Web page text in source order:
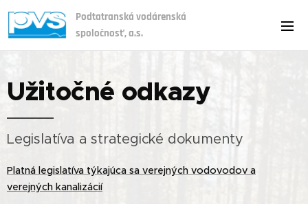
Podtatranská vodárenská
spoločnosť, a.s.
Užitočné odkazy
Legislatíva a strategické dokumenty
Platná legislatíva týkajúca sa verejných vodovodov a
verejných kanalizácií